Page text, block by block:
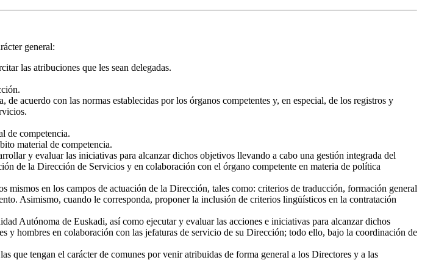
general:
las atribuciones que les sean delegadas.
acuerdo con las normas establecidas por los órganos competentes y, en especial, de los registros y
de competencia.
material de competencia.
y evaluar las iniciativas para alcanzar dichos objetivos llevando a cabo una gestión integrada del
de la Dirección de Servicios y en colaboración con el órgano competente en materia de política
en los campos de actuación de la Dirección, tales como: criterios de traducción, formación general
Asimismo, cuando le corresponda, proponer la inclusión de criterios lingüísticos en la contratación
Autónoma de Euskadi, así como ejecutar y evaluar las acciones e iniciativas para alcanzar dichos
y hombres en colaboración con las jefaturas de servicio de su Dirección; todo ello, bajo la coordinación de
que tengan el carácter de comunes por venir atribuidas de forma general a los Directores y a las